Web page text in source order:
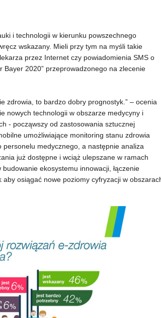
i technologii w kierunku powszechnego
wskazany. Mieli przy tym na myśli takie
przez Internet czy powiadomienia SMS o
Bayer 2020” przeprowadzonego na zlecenie
zdrowia, to bardzo dobry prognostyk.” – ocenia
nowych technologii w obszarze medycyny i
- począwszy od zastosowania sztucznej
umożliwiające monitoring stanu zdrowia
personelu medycznego, a następnie analiza
już dostępne i wciąż ulepszane w ramach
ekosystemu innowacji, łączenie
osiągać nowe poziomy cyfryzacji w